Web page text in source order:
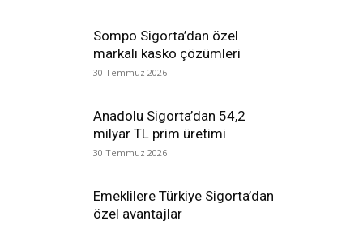
Sompo Sigorta’dan özel
markalı kasko çözümleri
30 Temmuz 2026
Anadolu Sigorta’dan 54,2
milyar TL prim üretimi
30 Temmuz 2026
Emeklilere Türkiye Sigorta’dan
özel avantajlar